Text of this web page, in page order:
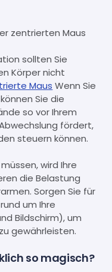
zentrierten Maus
sollten Sie
Körper nicht
Maus Wenn Sie
Sie die
so vor Ihrem
fördert,
steuern können.
wird Ihre
die Belastung
Sorgen Sie für
um Ihre
Bildschirm), um
gewährleisten.
so magisch?